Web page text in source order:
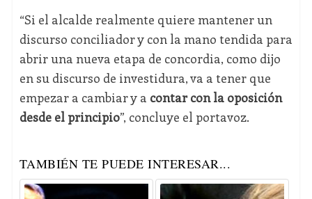
“Si el alcalde realmente quiere mantener un
discurso conciliador y con la mano tendida para
abrir una nueva etapa de concordia, como dijo
en su discurso de investidura, va a tener que
empezar a cambiar y a contar con la oposición
desde el principio”, concluye el portavoz.
TAMBIÉN TE PUEDE INTERESAR...